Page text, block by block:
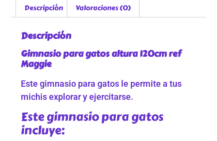
Descripción Valoraciones (0)
Descripción
Gimnasio para gatos altura 120cm ref
Maggie
Este gimnasio para gatos le permite a tus
michis explorar y ejercitarse.
Este gimnasio para gatos
incluye: